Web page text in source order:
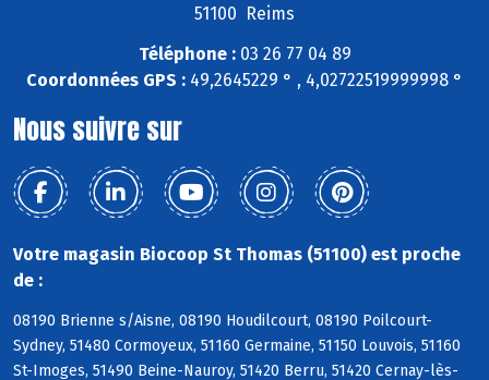
51100 Reims
Téléphone :03 26 77 04 89
Coordonnées GPS : 49,2645229 ° , 4,02722519999998 °
Nous suivre sur
Votre magasin Biocoop St Thomas (51100) est proche
de :
08190 Brienne s/Aisne, 08190 Houdilcourt, 08190 Poilcourt-
Sydney, 51480 Cormoyeux, 51160 Germaine, 51150 Louvois, 51160
St-Imoges, 51490 Beine-Nauroy, 51420 Berru, 51420 Cernay-lès-